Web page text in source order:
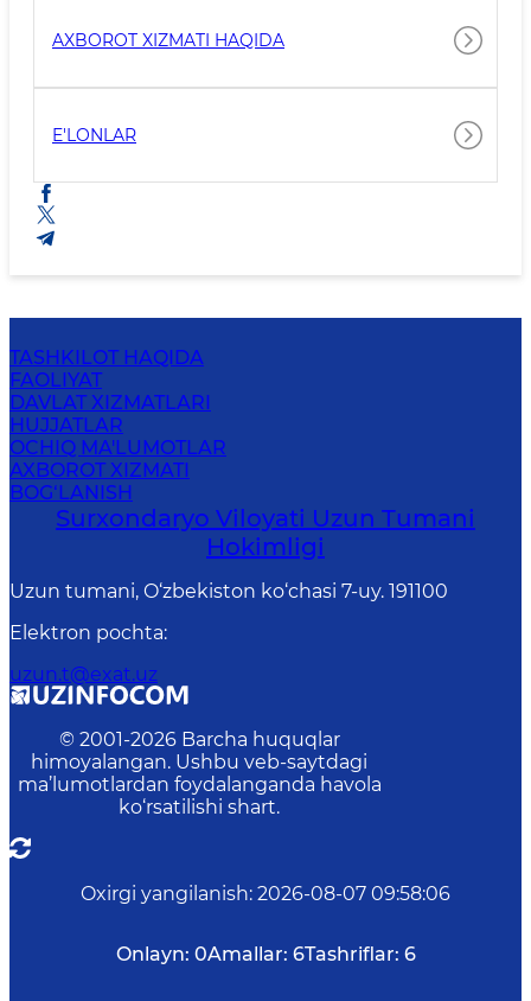
AXBOROT XIZMATI HAQIDA
E'LONLAR
TASHKILOT HAQIDA
FAOLIYAT
DAVLAT XIZMATLARI
HUJJATLAR
OCHIQ MA'LUMOTLAR
AXBOROT XIZMATI
BOG‘LANISH
Surxondaryo Viloyati Uzun Tumani
Hokimligi
Uzun tumani, O‘zbekiston ko‘chasi 7-uy. 191100
Elektron pochta:
uzun.t@exat.uz
© 2001-2026 Barcha huquqlar
himoyalangan. Ushbu veb-saytdagi
ma’lumotlardan foydalanganda havola
ko‘rsatilishi shart.
Oxirgi yangilanish: 2026-08-07 09:58:06
Onlayn: 0Amallar: 6Tashriflar: 6